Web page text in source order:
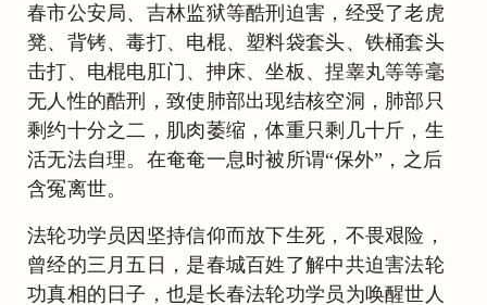
春市公安局、吉林监狱等酷刑迫害，经受了老虎
凳、背铐、毒打、电棍、塑料袋套头、铁桶套头
击打、电棍电肛门、抻床、坐板、捏睾丸等等毫
无人性的酷刑，致使肺部出现结核空洞，肺部只
剩约十分之二，肌肉萎缩，体重只剩几十斤，生
活无法自理。在奄奄一息时被所谓“保外”，之后
含冤离世。
法轮功学员因坚持信仰而放下生死，不畏艰险，
曾经的三月五日，是春城百姓了解中共迫害法轮
功真相的日子，也是长春法轮功学员为唤醒世人